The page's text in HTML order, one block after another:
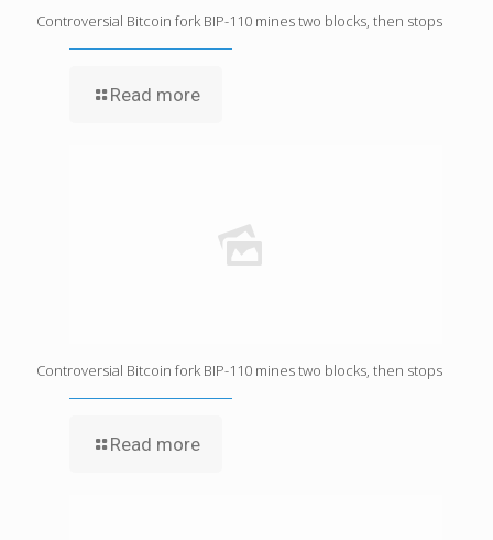
Controversial Bitcoin fork BIP-110 mines two blocks, then stops
Read more
Controversial Bitcoin fork BIP-110 mines two blocks, then stops
Read more